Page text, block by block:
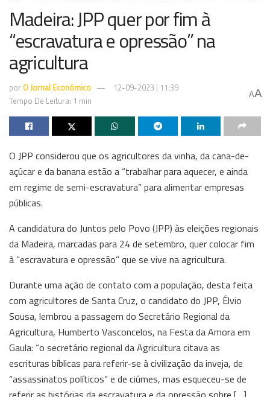
Madeira: JPP quer por fim à
“escravatura e opressão” na
agricultura
por O Jornal Económico
12-09-2023 | 11:39
Tempo De Leitura: 1 min
AA
O JPP considerou que os agricultores da vinha, da cana-de-
açúcar e da banana estão a “trabalhar para aquecer, e ainda
em regime de semi-escravatura” para alimentar empresas
públicas.
A candidatura do Juntos pelo Povo (JPP) às eleições regionais
da Madeira, marcadas para 24 de setembro, quer colocar fim
à “escravatura e opressão” que se vive na agricultura.
Durante uma ação de contato com a população, desta feita
com agricultores de Santa Cruz, o candidato do JPP, Élvio
Sousa, lembrou a passagem do Secretário Regional da
Agricultura, Humberto Vasconcelos, na Festa da Amora em
Gaula: “o secretário regional da Agricultura citava as
escrituras bíblicas para referir-se à civilização da inveja, de
“assassinatos políticos” e de ciúmes, mas esqueceu-se de